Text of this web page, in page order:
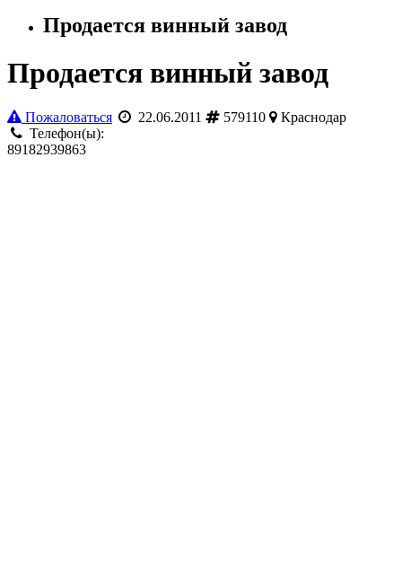
Продается винный завод
Продается винный завод
Пожаловаться 22.06.2011 579110
Краснодар
Телефон(ы):
89182939863